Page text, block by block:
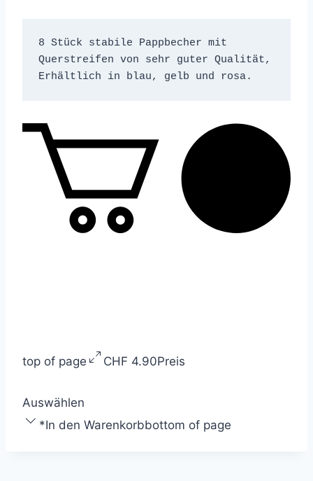
8 Stück stabile Pappbecher mit
Querstreifen von sehr guter Qualität,
Erhältlich in blau, gelb und rosa.
top of page CHF 4.90Preis
Auswählen
*In den Warenkorbbottom of page